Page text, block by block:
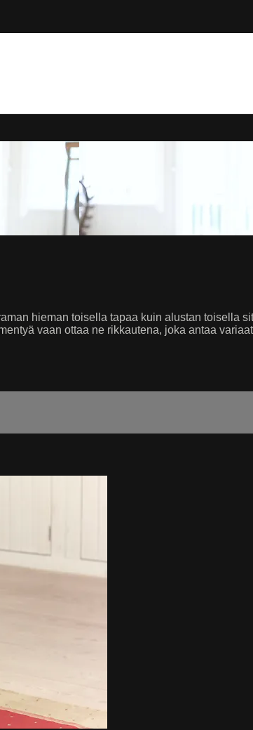
hieman toisella tapaa kuin alustan toisella
vaan ottaa ne rikkautena, joka antaa